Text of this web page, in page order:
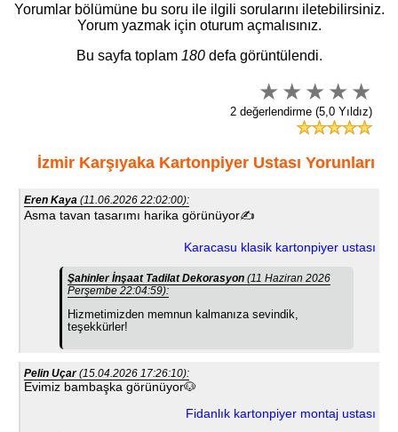
Yorumlar bölümüne bu soru ile ilgili sorularını iletebilirsiniz.
Yorum yazmak için oturum açmalısınız.
Bu sayfa toplam 180defa görüntülendi.
2 değerlendirme (5,0 Yıldız)
İzmir Karşıyaka Kartonpiyer Ustası Yorunları
Eren Kaya (11.06.2026 22:02:00):
Asma tavan tasarımı harika görünüyor✍
Karacasu klasik kartonpiyer ustası
Şahinler İnşaat Tadilat Dekorasyon(11 Haziran 2026
Perşembe 22:04:59):
Hizmetimizden memnun kalmanıza sevindik,
teşekkürler!
Pelin Uçar(15.04.2026 17:26:10):
Evimiz bambaşka görünüyor🐶
Fidanlık kartonpiyer montaj ustası